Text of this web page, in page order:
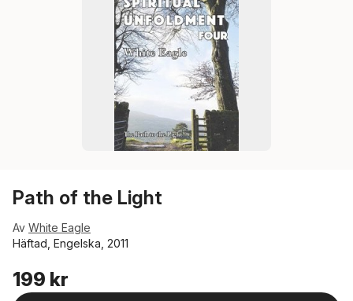
Path of the Light
Av White Eagle
Häftad, Engelska, 2011
199 kr